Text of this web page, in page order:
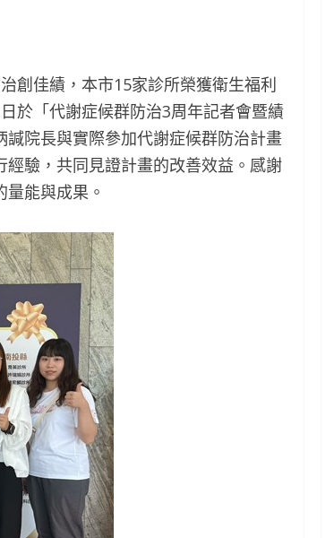
創佳績，本市15家診所榮獲衛生福利
於「代謝症候群防治3周年記者會暨績
院長與實際參加代謝症候群防治計畫
驗，共同見證計畫的改善效益。感謝
能與成果。